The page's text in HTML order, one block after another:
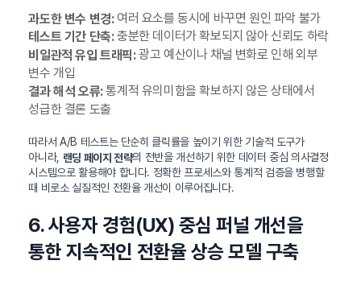
과도한 변수 변경:여러 요소를 동시에 바꾸면 원인 파악 불가
테스트 기간 단축:충분한 데이터가 확보되지 않아 신뢰도 하락
비일관적 유입 트래픽:광고 예산이나 채널 변화로 인해 외부
변수 개입
결과 해석 오류:통계적 유의미함을 확보하지 않은 상태에서
성급한 결론 도출
따라서 A/B 테스트는 단순히 클릭률을 높이기 위한 기술적 도구가
아니라, 랜딩 페이지 전략의 전반을 개선하기 위한 데이터 중심 의사결정
시스템으로 활용해야 합니다. 정확한 프로세스와 통계적 검증을 병행할
때 비로소 실질적인 전환율 개선이 이루어집니다.
6. 사용자 경험(UX) 중심 퍼널 개선을
통한 지속적인 전환율 상승 모델 구축